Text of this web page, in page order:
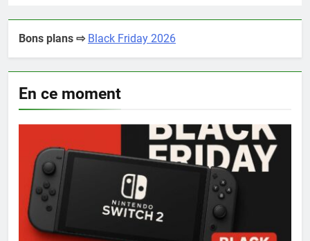
Bons plans ⇨ Black Friday 2026
En ce moment